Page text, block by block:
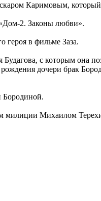
Каримовым,
2. Законы любви».
героя в фильме Заза.
с которым
дочери брак
Бородиной.
милиции Михаилом